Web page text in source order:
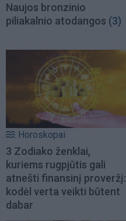
Naujos bronzinio
piliakalnio atodangos (3)
Horoskopai
3 Zodiako ženklai,
kuriems rugpjūtis gali
atnešti finansinį proveržį:
kodėl verta veikti būtent
dabar